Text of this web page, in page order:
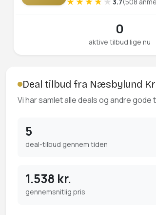
0
aktive tilbud lige nu
Deal tilbud fra Næsbylund
Vi har samlet alle deals og andre gode
5
deal-tilbud gennem tiden
1.538 kr.
gennemsnitlig pris